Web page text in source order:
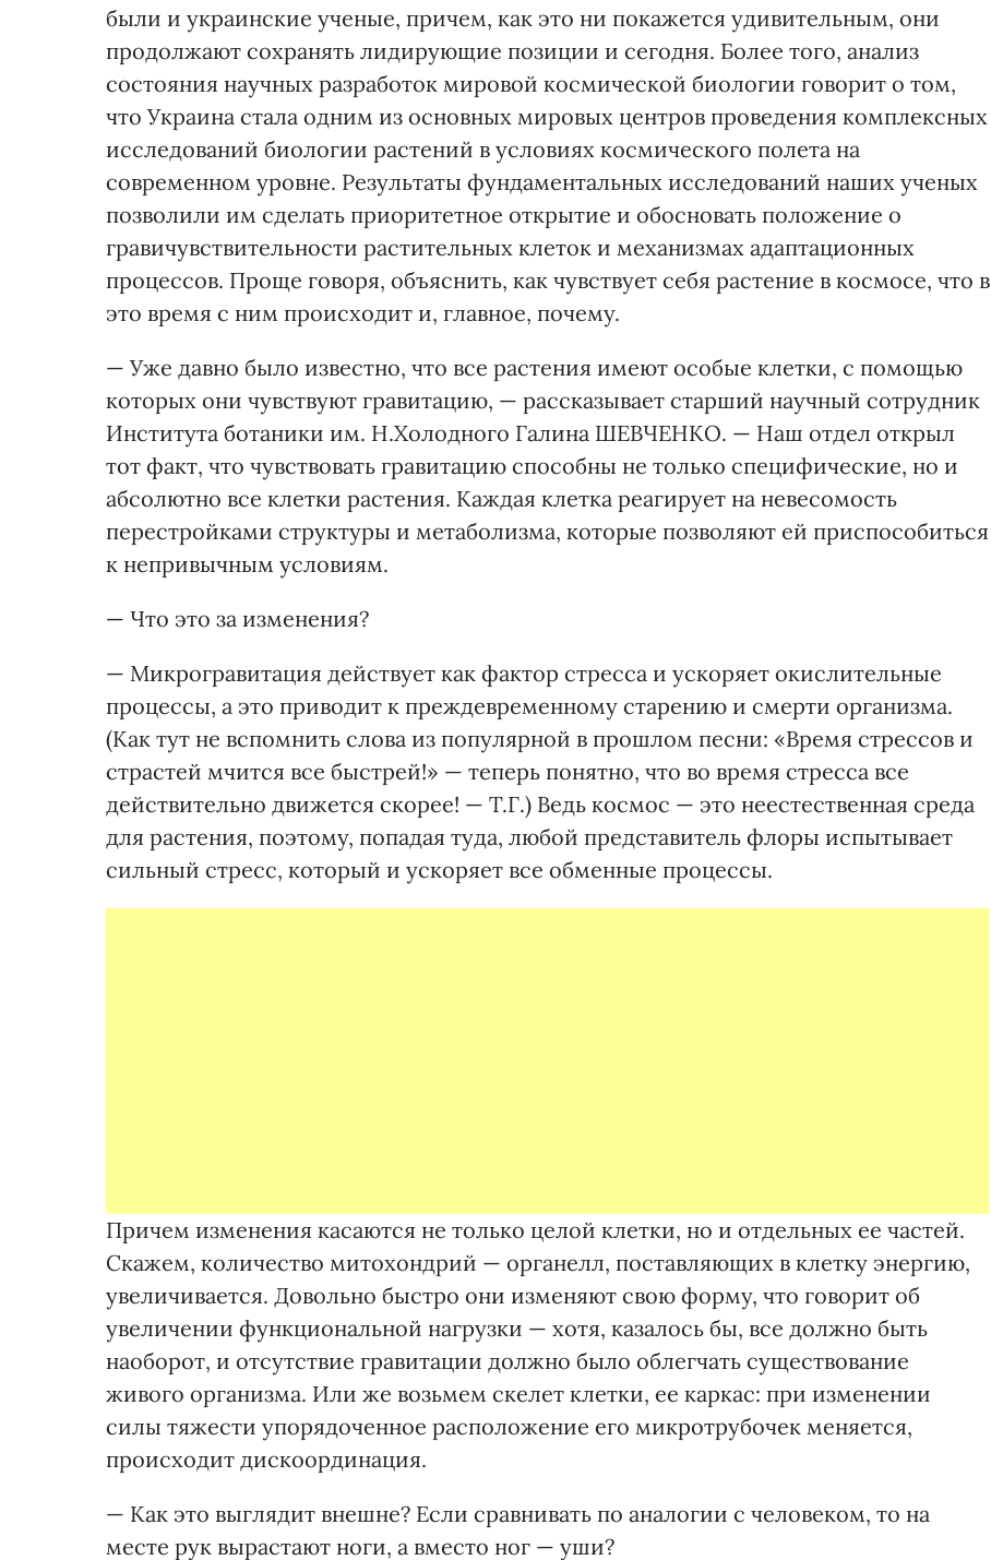
были и украинские ученые, причем, как это ни покажется удивительным, они
продолжают сохранять лидирующие позиции и сегодня. Более того, анализ
состояния научных разработок мировой космической биологии говорит о том,
что Украина стала одним из основных мировых центров проведения комплексных
исследований биологии растений в условиях космического полета на
современном уровне. Результаты фундаментальных исследований наших ученых
позволили им сделать приоритетное открытие и обосновать положение о
гравичувствительности растительных клеток и механизмах адаптационных
процессов. Проще говоря, объяснить, как чувствует себя растение в космосе, что в
это время с ним происходит и, главное, почему.
— Уже давно было известно, что все растения имеют особые клетки, с помощью
которых они чувствуют гравитацию, — рассказывает старший научный сотрудник
Института ботаники им. Н.Холодного Галина ШЕВЧЕНКО. — Наш отдел открыл
тот факт, что чувствовать гравитацию способны не только специфические, но и
абсолютно все клетки растения. Каждая клетка реагирует на невесомость
перестройками структуры и метаболизма, которые позволяют ей приспособиться
к непривычным условиям.
— Что это за изменения?
— Микрогравитация действует как фактор стресса и ускоряет окислительные
процессы, а это приводит к преждевременному старению и смерти организма.
(Как тут не вспомнить слова из популярной в прошлом песни: «Время стрессов и
страстей мчится все быстрей!» — теперь понятно, что во время стресса все
действительно движется скорее! — Т.Г.) Ведь космос — это неестественная среда
для растения, поэтому, попадая туда, любой представитель флоры испытывает
сильный стресс, который и ускоряет все обменные процессы.
Причем изменения касаются не только целой клетки, но и отдельных ее частей.
Скажем, количество митохондрий — органелл, поставляющих в клетку энергию,
увеличивается. Довольно быстро они изменяют свою форму, что говорит об
увеличении функциональной нагрузки — хотя, казалось бы, все должно быть
наоборот, и отсутствие гравитации должно было облегчать существование
живого организма. Или же возьмем скелет клетки, ее каркас: при изменении
силы тяжести упорядоченное расположение его микротрубочек меняется,
происходит дискоординация.
— Как это выглядит внешне? Если сравнивать по аналогии с человеком, то на
месте рук вырастают ноги, а вместо ног — уши?